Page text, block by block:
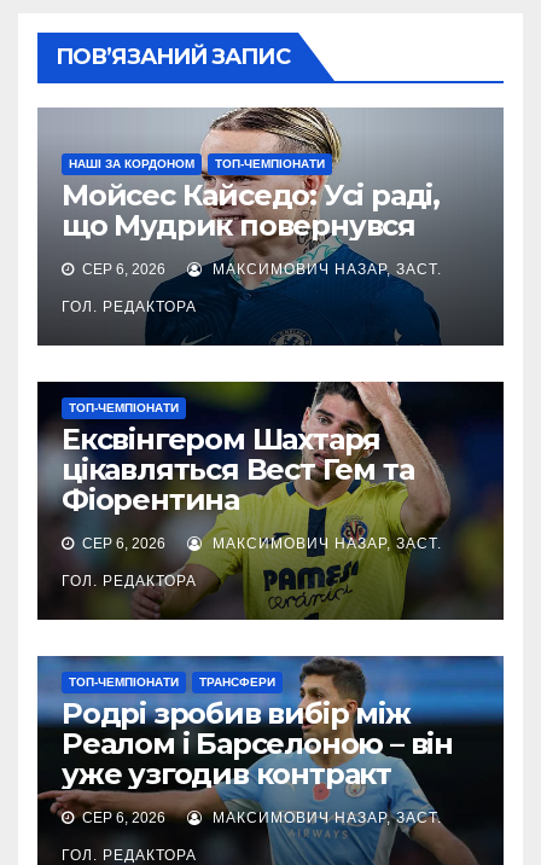
ПОВ’ЯЗАНИЙ ЗАПИС
НАШІ ЗА КОРДОНОМ ТОП-ЧЕМПІОНАТИ
Мойсес Кайседо: Усі раді,
що Мудрик повернувся
СЕР 6, 2026 МАКСИМОВИЧ НАЗАР, ЗАСТ.
ГОЛ. РЕДАКТОРА
ТОП-ЧЕМПІОНАТИ
Ексвінгером Шахтаря
цікавляться Вест Гем та
Фіорентина
СЕР 6, 2026 МАКСИМОВИЧ НАЗАР, ЗАСТ.
ГОЛ. РЕДАКТОРА
ТОП-ЧЕМПІОНАТИ ТРАНСФЕРИ
Родрі зробив вибір між
Реалом і Барселоною – він
уже узгодив контракт
СЕР 6, 2026 МАКСИМОВИЧ НАЗАР, ЗАСТ.
ГОЛ. РЕДАКТОРА